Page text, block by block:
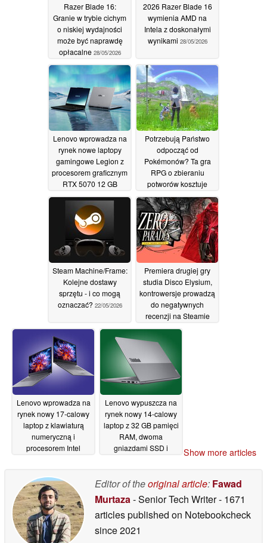
Razer Blade 16:
Granie w trybie cichym
o niskiej wydajności
może być naprawdę
opłacalne 28/05/2026
2026 Razer Blade 16
wymienia AMD na
Intela z doskonałymi
wynikami 28/05/2026
Lenovo wprowadza na
rynek nowe laptopy
gamingowe Legion z
procesorem graficznym
RTX 5070 12 GB
23/05/2026
Potrzebują Państwo
odpocząć od
Pokémonów? Ta gra
RPG o zbieraniu
potworów kosztuje
teraz 9,59 USD
zamiast 60 USD na
Steamie22/05/2026
Steam Machine/Frame:
Kolejne dostawy
sprzętu - i co mogą
oznaczać? 22/05/2026
Premiera drugiej gry
studia Disco Elysium,
kontrowersje prowadzą
do negatywnych
recenzji na Steamie
22/05/2026
Lenovo wprowadza na
rynek nowy 17-calowy
laptop z klawiaturą
numeryczną i
procesorem Intel
Lenovo wypuszcza na
rynek nowy 14-calowy
laptop z 32 GB pamięci
RAM, dwoma
gniazdami SSD i
Show more articles
Editor of theoriginal article: Fawad
Murtaza- Senior Tech Writer- 1671
articles published on Notebookcheck
since 2021